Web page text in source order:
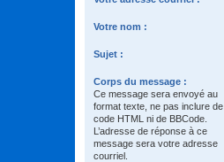
Votre nom :
Sujet :
Corps du message :
Ce message sera envoyé au
format texte, ne pas inclure de
code HTML ni de BBCode.
L’adresse de réponse à ce
message sera votre adresse
courriel.